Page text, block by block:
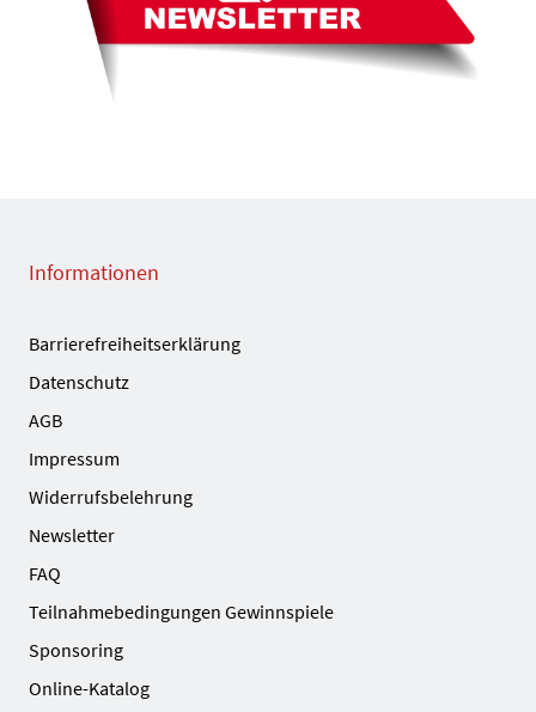
Informationen
Barrierefreiheitserklärung
Datenschutz
AGB
Impressum
Widerrufsbelehrung
Newsletter
FAQ
Teilnahmebedingungen Gewinnspiele
Sponsoring
Online-Katalog